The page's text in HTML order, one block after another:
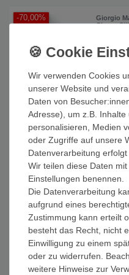
-70,00%
Giorgio
Charm
*inkl. ges.
Giorgio
Charm
UVP 37,00
-70,00%
Giorgio
Charm
UVP
Wir verwenden Cookies
unserer Website und
Daten von
Adresse), um z.B. Inhalte
personalisieren, Medien
oder Zugriffe auf unsere
Datenverarbeitung
Wir teilen diese Daten
Einstellungen benennen.
Die Datenverarbeitung
aufgrund eines
Zustimmung kann erteilt
besteht das Recht, nicht
Einwilligung zu einem
oder zu widerrufen.
weitere Hinweise zur